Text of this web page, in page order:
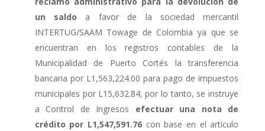
un saldo a favor de la sociedad mercantil
INTERTUG/SAAM Towage de Colombia ya que se
encuentran en los registros contables de la
Municipalidad de Puerto Cortés la transferencia
bancaria por L1,563,224.00 para pago de impuestos
municipales por L15,632.84; por lo tanto, se instruye
a Control de Ingresos efectuar una nota de
crédito por L1,547,591.76 con base en el artículo